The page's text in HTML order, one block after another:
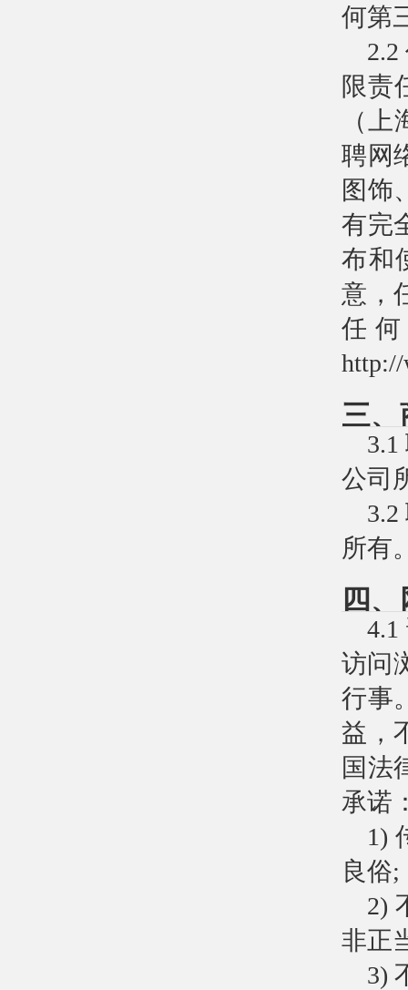
何第
限责
（
聘网
图饰
有完
布和
意，
任
http://
三、
公司
所有
四
访问
行事
益，
国法
承诺
1)
良俗;
2)
非正
3)